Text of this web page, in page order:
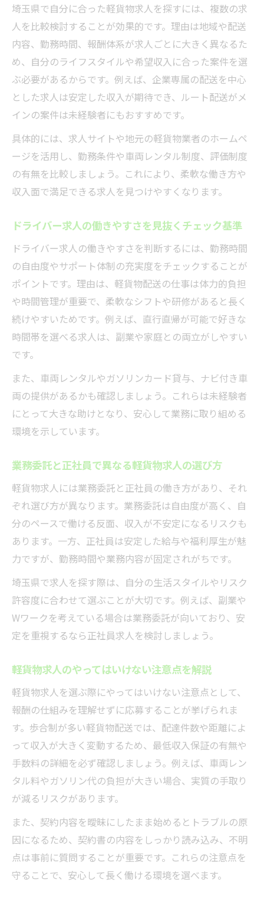
埼玉県で自分に合った軽貨物求人を探すには、複数の求
人を比較検討することが効果的です。理由は地域や配送
内容、勤務時間、報酬体系が求人ごとに大きく異なるた
め、自分のライフスタイルや希望収入に合った案件を選
ぶ必要があるからです。例えば、企業専属の配送を中心
とした求人は安定した収入が期待でき、ルート配送がメ
インの案件は未経験者にもおすすめです。
具体的には、求人サイトや地元の軽貨物業者のホームペ
ージを活用し、勤務条件や車両レンタル制度、評価制度
の有無を比較しましょう。これにより、柔軟な働き方や
収入面で満足できる求人を見つけやすくなります。
ドライバー求人の働きやすさを見抜くチェック基準
ドライバー求人の働きやすさを判断するには、勤務時間
の自由度やサポート体制の充実度をチェックすることが
ポイントです。理由は、軽貨物配送の仕事は体力的負担
や時間管理が重要で、柔軟なシフトや研修があると長く
続けやすいためです。例えば、直行直帰が可能で好きな
時間帯を選べる求人は、副業や家庭との両立がしやすい
です。
また、車両レンタルやガソリンカード貸与、ナビ付き車
両の提供があるかも確認しましょう。これらは未経験者
にとって大きな助けとなり、安心して業務に取り組める
環境を示しています。
業務委託と正社員で異なる軽貨物求人の選び方
軽貨物求人には業務委託と正社員の働き方があり、それ
ぞれ選び方が異なります。業務委託は自由度が高く、自
分のペースで働ける反面、収入が不安定になるリスクも
あります。一方、正社員は安定した給与や福利厚生が魅
力ですが、勤務時間や業務内容が固定されがちです。
埼玉県で求人を探す際は、自分の生活スタイルやリスク
許容度に合わせて選ぶことが大切です。例えば、副業や
Wワークを考えている場合は業務委託が向いており、安
定を重視するなら正社員求人を検討しましょう。
軽貨物求人のやってはいけない注意点を解説
軽貨物求人を選ぶ際にやってはいけない注意点として、
報酬の仕組みを理解せずに応募することが挙げられま
す。歩合制が多い軽貨物配送では、配達件数や距離によ
って収入が大きく変動するため、最低収入保証の有無や
手数料の詳細を必ず確認しましょう。例えば、車両レン
タル料やガソリン代の負担が大きい場合、実質の手取り
が減るリスクがあります。
また、契約内容を曖昧にしたまま始めるとトラブルの原
因になるため、契約書の内容をしっかり読み込み、不明
点は事前に質問することが重要です。これらの注意点を
守ることで、安心して長く働ける環境を選べます。